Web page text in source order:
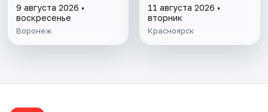
9 августа 2026 •
воскресенье
Воронеж
11 августа 2026 •
вторник
Красноярск